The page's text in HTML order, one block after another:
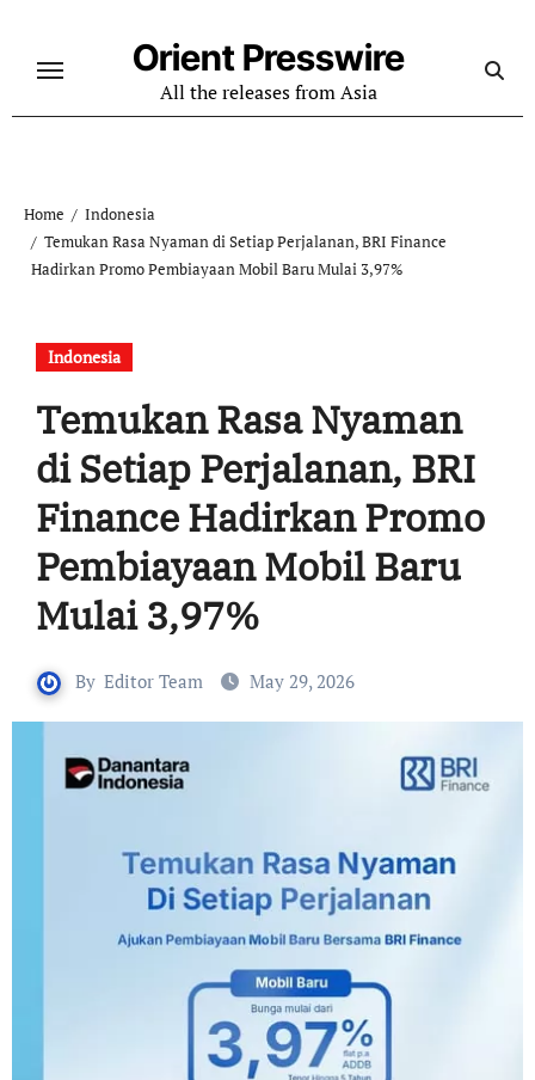
content
Orient Presswire
All the releases from Asia
Home
Indonesia
Temukan Rasa Nyaman di Setiap Perjalanan, BRI Finance
Hadirkan Promo Pembiayaan Mobil Baru Mulai 3,97%
Indonesia
Temukan Rasa Nyaman
di Setiap Perjalanan, BRI
Finance Hadirkan Promo
Pembiayaan Mobil Baru
Mulai 3,97%
By Editor Team May 29, 2026